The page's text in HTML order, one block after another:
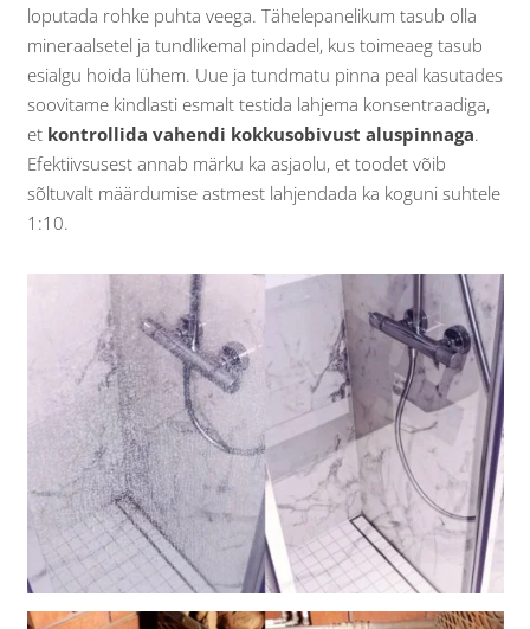
loputada rohke puhta veega. Tähelepanelikum tasub olla
mineraalsetel ja tundlikemal pindadel, kus toimeaeg tasub
esialgu hoida lühem. Uue ja tundmatu pinna peal kasutades
soovitame kindlasti esmalt testida lahjema konsentraadiga,
et kontrollida vahendi kokkusobivust aluspinnaga.
Efektiivsusest annab märku ka asjaolu, et toodet võib
sõltuvalt määrdumise astmest lahjendada ka koguni suhtele
1:10.